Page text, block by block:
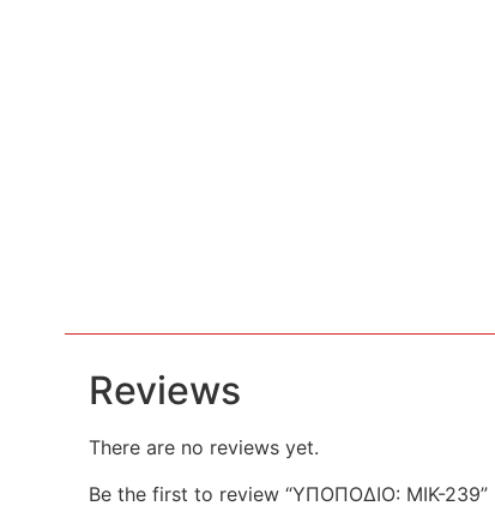
Reviews
There are no reviews yet.
Be the first to review “ΥΠΟΠΟΔΙΟ: MIK-239”